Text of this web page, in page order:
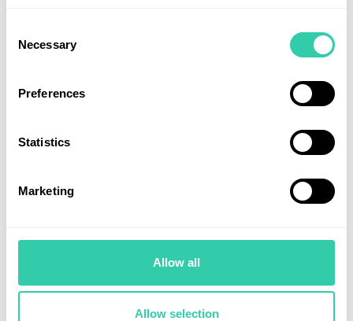
Selection
Necessary
Preferences
Statistics
Marketing
Allow all
Allow selection
Utforska fler artiklar